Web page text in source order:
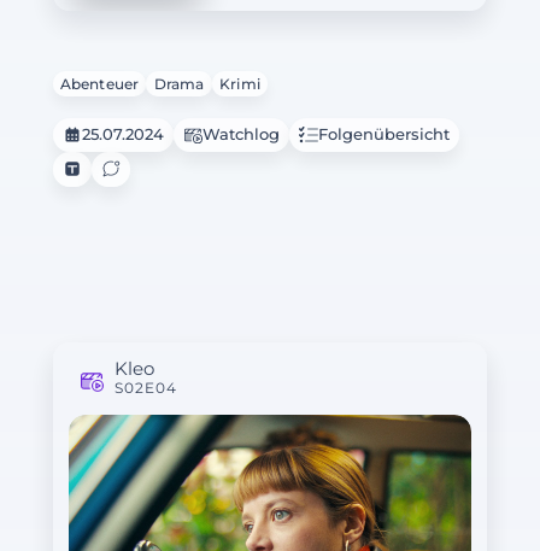
Abenteuer Drama Krimi
25.07.2024 Watchlog Folgenübersicht
Kleo
S02E04